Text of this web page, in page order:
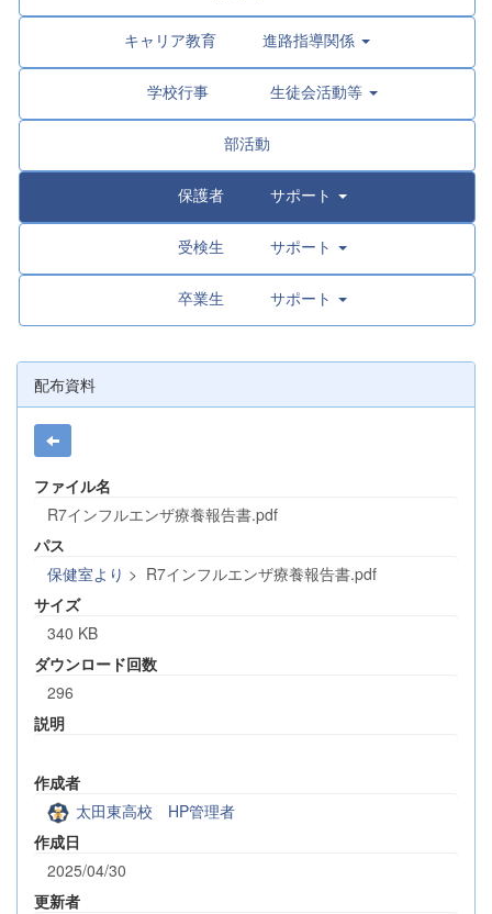
キャリア教育 進路指導関係
学校行事 生徒会活動等
部活動
保護者 サポート
受検生 サポート
卒業生 サポート
配布資料
ファイル名
R7インフルエンザ療養報告書.pdf
パス
保健室より > R7インフルエンザ療養報告書.pdf
サイズ
340 KB
ダウンロード回数
296
説明
作成者
太田東高校 HP管理者
作成日
2025/04/30
更新者